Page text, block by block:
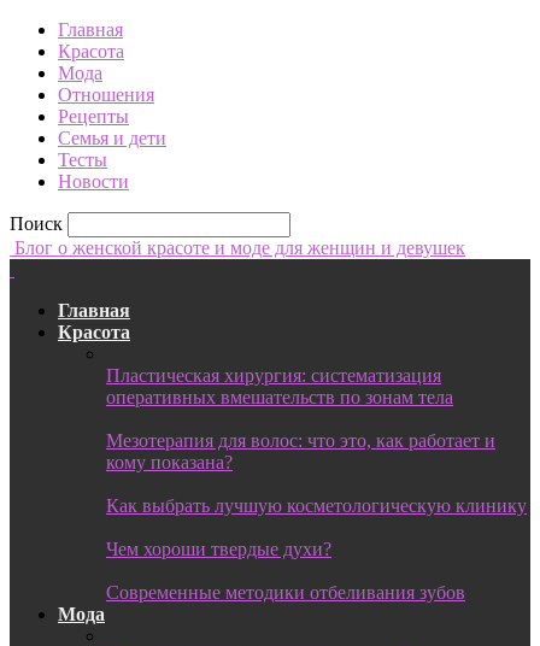
Главная
Красота
Мода
Отношения
Рецепты
Семья и дети
Тесты
Новости
Поиск
Блог о женской красоте и моде для женщин и девушек
Главная
Красота
Пластическая хирургия: систематизация
оперативных вмешательств по зонам тела
Мезотерапия для волос: что это, как работает и
кому показана?
Как выбрать лучшую косметологическую клинику
Чем хороши твердые духи?
Современные методики отбеливания зубов
Мода